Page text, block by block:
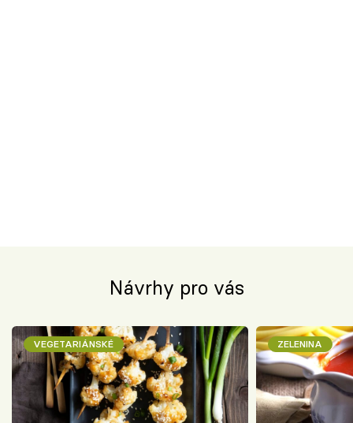
Návrhy pro vás
VEGETARIÁNSKÉ ZELENINA